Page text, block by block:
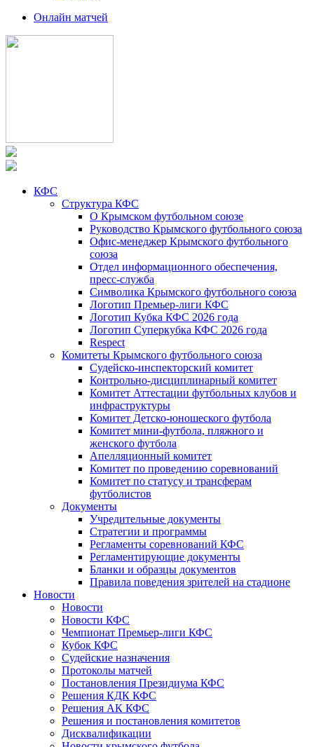
Онлайн матчей
КФС
Структура КФС
О Крымском футбольном союзе
Руководство Крымского футбольного союза
Офис-менеджер Крымского футбольного
союза
Отдел информационного обеспечения,
пресс-служба
Символика Крымского футбольного союза
Логотип Премьер-лиги КФС
Логотип Кубка КФС 2026 года
Логотип Суперкубка КФС 2026 года
Respect
Комитеты Крымского футбольного союза
Судейско-инспекторский комитет
Контрольно-дисциплинарный комитет
Комитет Аттестации футбольных клубов и
инфраструктуры
Комитет Детско-юношеского футбола
Комитет мини-футбола, пляжного и
женского футбола
Апелляционный комитет
Комитет по проведению соревнований
Комитет по статусу и трансферам
футболистов
Документы
Учредительные документы
Стратегии и программы
Регламенты соревнований КФС
Регламентирующие документы
Бланки и образцы документов
Правила поведения зрителей на стадионе
Новости
Новости
Новости КФС
Чемпионат Премьер-лиги КФС
Кубок КФС
Судейские назначения
Протоколы матчей
Постановления Президиума КФС
Решения КДК КФС
Решения АК КФС
Решения и постановления комитетов
Дисквалификации